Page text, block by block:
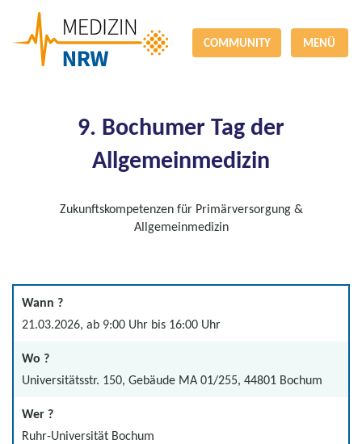
COMMUNITY MENÜ
9. Bochumer Tag der
Allgemeinmedizin
Zukunftskompetenzen für Primärversorgung &
Allgemeinmedizin
Wann ?
21.03.2026, ab 9:00 Uhr bis 16:00 Uhr
Wo ?
Universitätsstr. 150, Gebäude MA 01/255, 44801 Bochum
Wer ?
Ruhr-Universität Bochum